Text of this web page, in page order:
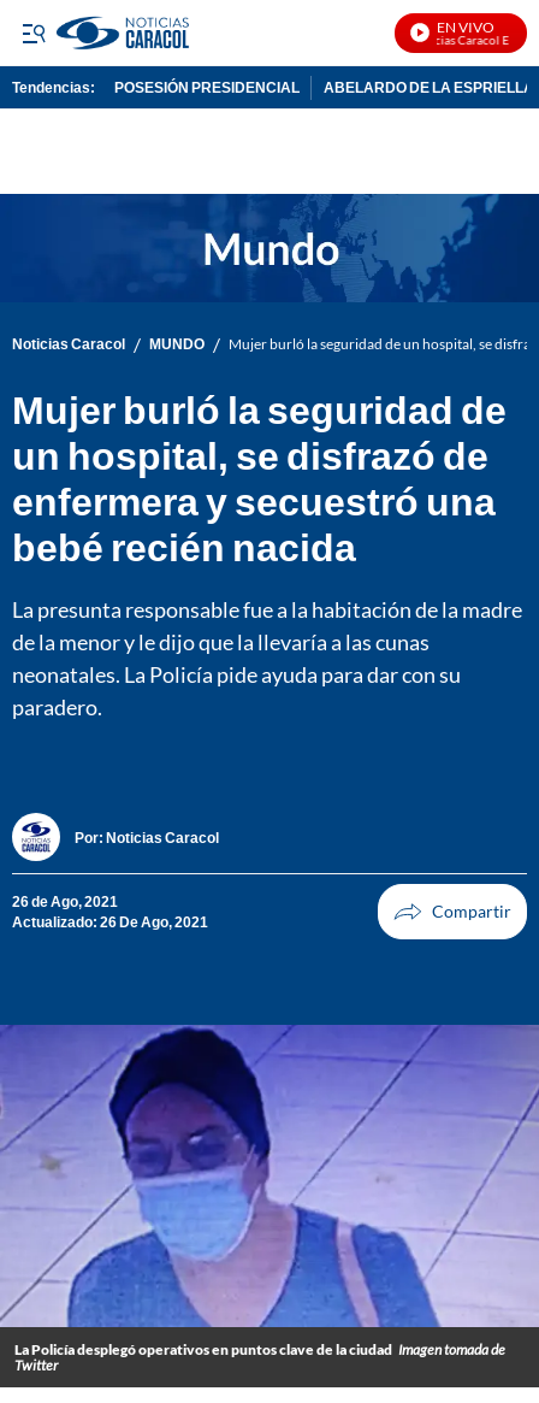
EN VIVO
Noticias Caracol En Vivo
Tendencias: POSESIÓN PRESIDENCIAL ABELARDO DE LA ESPRIELLA
Noticias Caracol / MUNDO / Mujer burló la seguridad de un hospital, se
Mujer burló la seguridad de
un hospital, se disfrazó de
enfermera y secuestró una
bebé recién nacida
La presunta responsable fue a la habitación de la madre
de la menor y le dijo que la llevaría a las cunas
neonatales. La Policía pide ayuda para dar con su
paradero.
Por: Noticias Caracol
26 de Ago, 2021
Actualizado: 26 De Ago, 2021
La Policía desplegó operativos en puntos clave de la ciudad Imagen tomada de
Twitter